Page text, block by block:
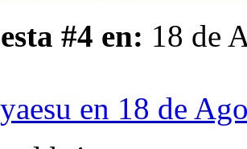
#4 en: 18 de
en 18 de